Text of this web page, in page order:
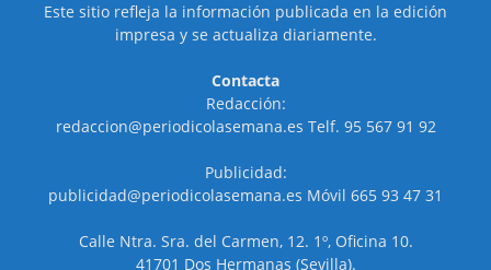
Este sitio refleja la información publicada en la edición
impresa y se actualiza diariamente.
Contacta
Redacción:
redaccion@periodicolasemana.es Telf. 95 567 91 92
Publicidad:
publicidad@periodicolasemana.es Móvil 665 93 47 31
Calle Ntra. Sra. del Carmen, 12. 1º, Oficina 10.
41701 Dos Hermanas (Sevilla).